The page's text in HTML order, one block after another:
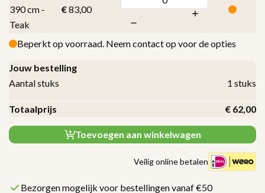
390 cm -
Teak
€83,00
Beperkt op voorraad. Neem contact op voor de opties
Jouw bestelling
Aantal stuks
1 stuks
Totaalprijs € 62,00
Toevoegen aan winkelwagen
Veilig online betalen
Bezorgen mogelijk voor bestellingen vanaf €50